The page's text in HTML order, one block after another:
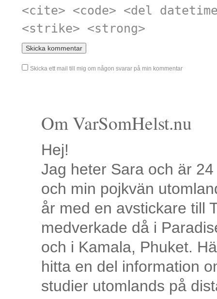
<cite> <code> <del
<strike> <strong>
Skicka ett mail till mig om någon svarar på min kommentar
Om VarSomHelst.nu
Hej!
Jag heter Sara och är
och min pojkvän
år med en avstickare till
medverkade då i
och i Kamala, Phuket.
hitta en del information
studier utomlands på